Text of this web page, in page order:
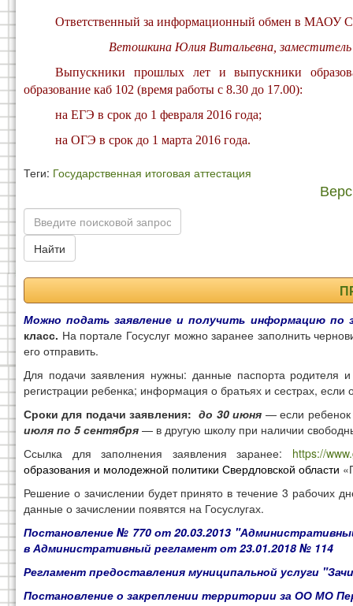
Ответственный за информационный обмен в
Ветошкина Юлия Витальевна, заместитель
Выпускники прошлых лет и выпускники
образование каб 102 (время работы с 8.30 до 17.00):
на ЕГЭ в срок до 1 февраля 2016 года;
на ОГЭ в срок до 1 марта 2016 года.
Теги: Государственная итоговая аттестация
Найти
Можно подать заявление и получить информацию по
класс. На портале Госуслуг можно заранее заполнить
его отправить.
Для подачи заявления нужны: данные паспорта родителя
регистрации ребенка; информация о братьях и сестрах,
Сроки для подачи заявления:до 30 июня — если ребенок
июля по 5 сентября — в другую школу при наличии
Ссылка для заполнения заявления заранее: https://
образования и молодежной политики Свердловской области
Решение о зачислении будет принято в течение 3 рабочих
данные о зачислении появятся на Госуслугах.
Постановление № 770 от 20.03.2013 "
в Административный регламент от 23.01.2018 № 114
Регламент предоставления муниципальной услуги
Постановление о закреплении территории за ОО МО